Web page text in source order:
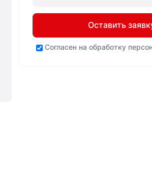
Оставить
Согласен на обработку